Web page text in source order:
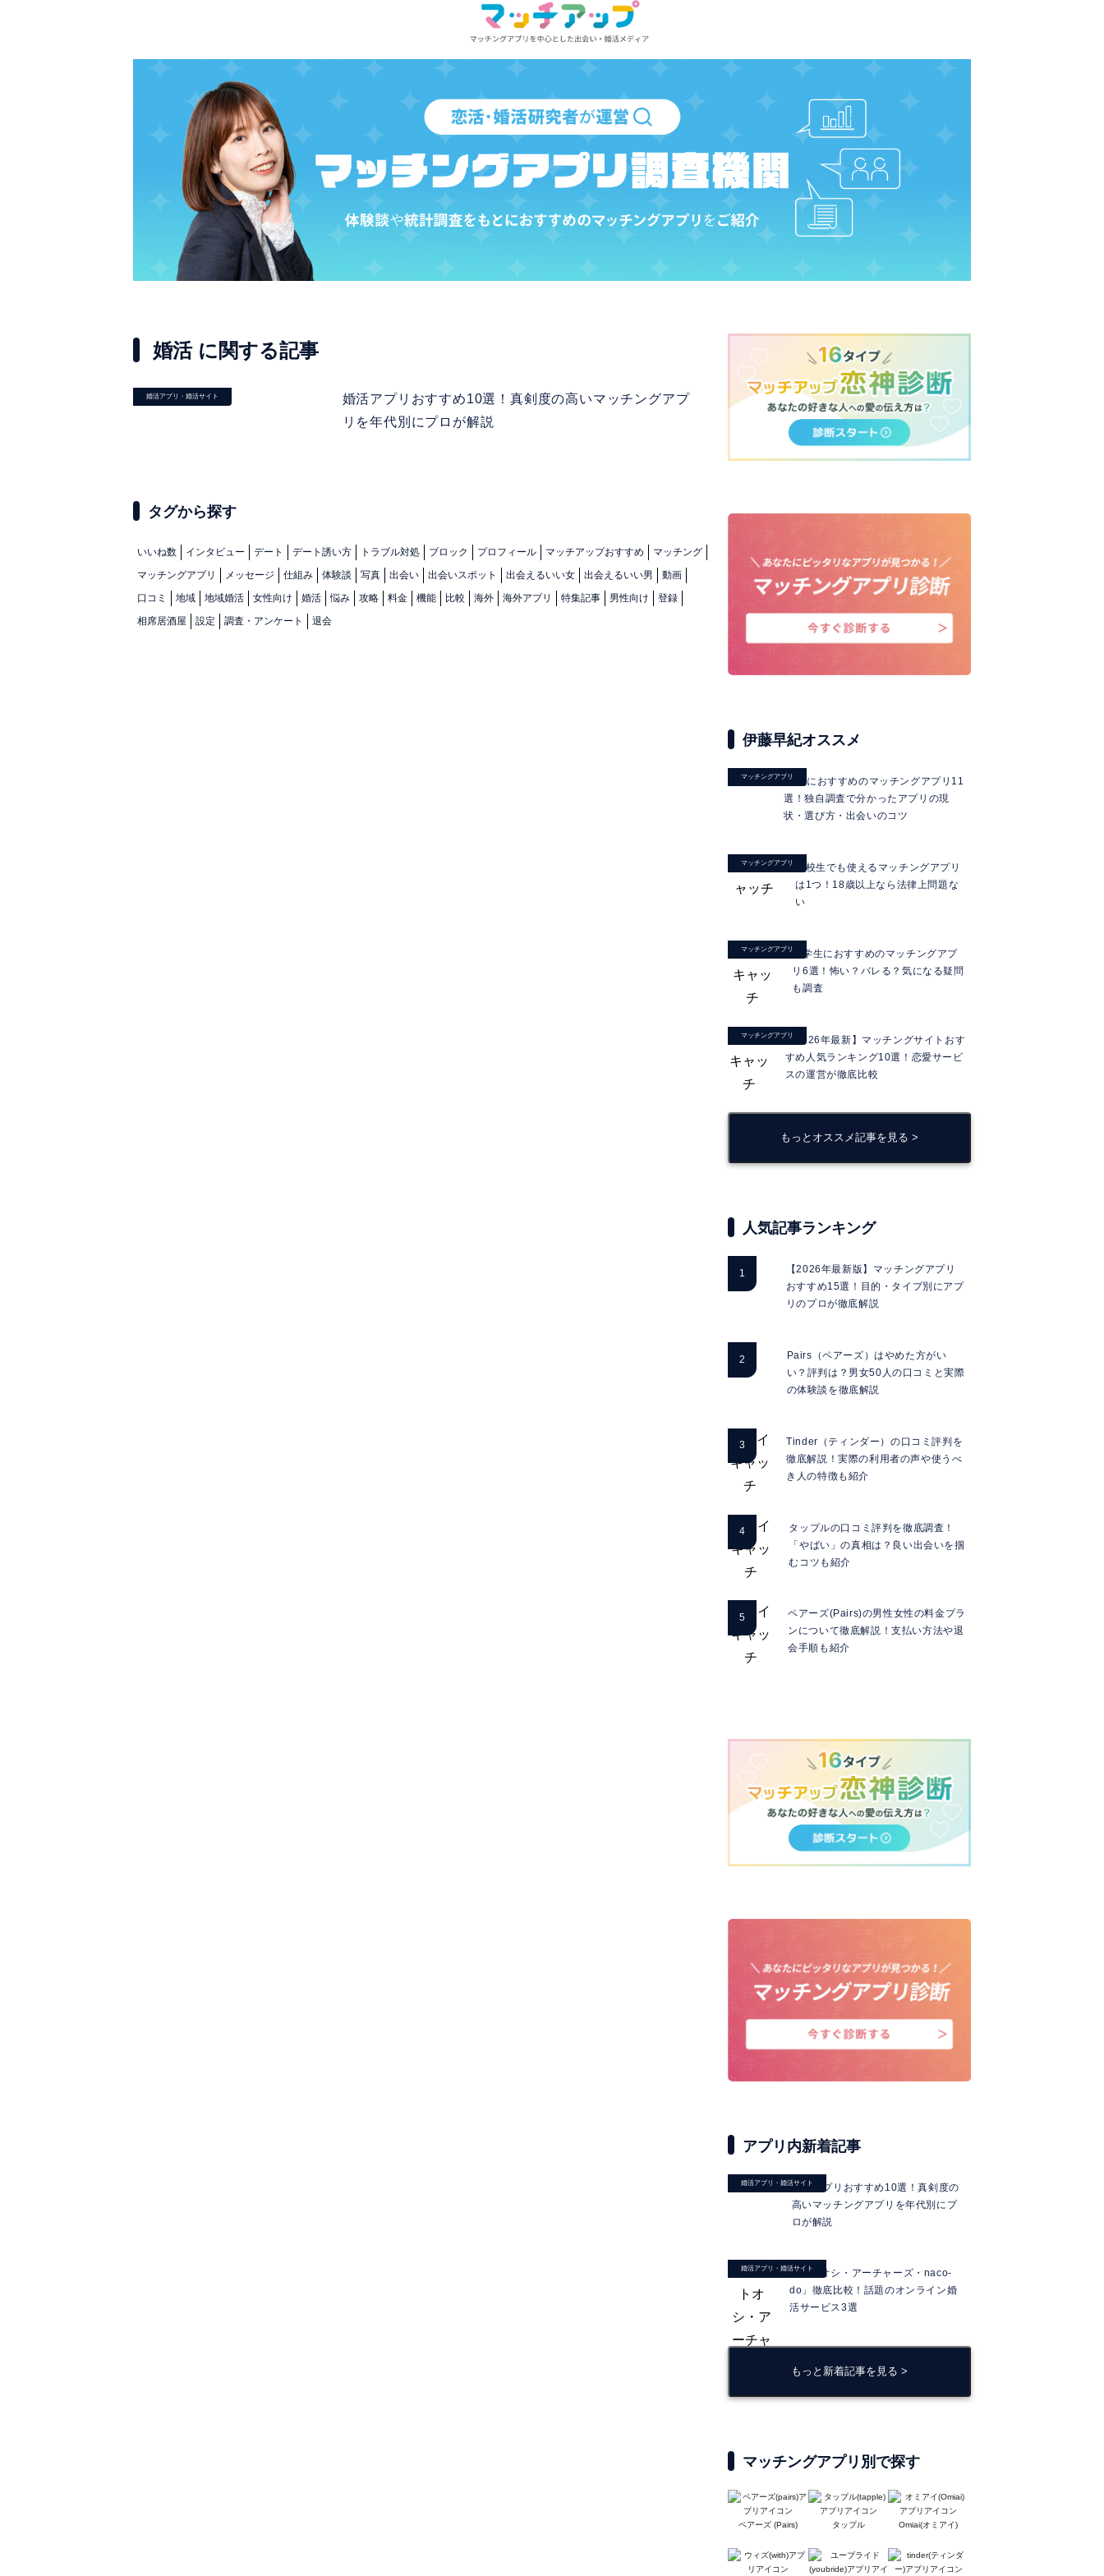
婚活 に関する記事
婚活アプリ・婚活サイト
婚活アプリおすすめ10選！真剣度の高いマッチングアプ
リを年代別にプロが解説
タグから探す
いいね数 インタビュー デート デート誘い方 トラブル対処 ブロック プロフィール マッチアップおすすめ
マッチング
マッチングアプリ
メッセージ 仕組み 体験談 写真 出会い 出会いスポット 出会えるいい女 出会えるいい男
動画
口コミ
地域 地域婚活 女性向け 婚活 悩み 攻略 料金 機能 比較 海外 海外アプリ 特集記事 男性向け
登録
相席居酒屋
設定 調査・アンケート 退会
伊藤早紀オススメ
マッチングアプリ40代におすすめのマッチングアプリ11
選！独自調査で分かったアプリの現
状・選び方・出会いのコツ
マッチングアプリ
高校生でも使えるマッチングアプリ
は1つ！18歳以上なら法律上問題な
い
マッチングアプリ
大学生におすすめのマッチングアプ
リ6選！怖い？バレる？気になる疑問
も調査
マッチングアプリ【2026年最新】マッチングサイトおす
すめ人気ランキング10選！恋愛サービ
スの運営が徹底比較
もっとオススメ記事を見る >
人気記事ランキング
【2026年最新版】マッチングアプリ
おすすめ15選！目的・タイプ別にアプ
リのプロが徹底解説
Pairs（ペアーズ）はやめた方がい
い？評判は？男女50人の口コミと実際
の体験談を徹底解説
Tinder（ティンダー）の口コミ評判を
徹底解説！実際の利用者の声や使うべ
き人の特徴も紹介
タップルの口コミ評判を徹底調査！
「やばい」の真相は？良い出会いを掴
むコツも紹介
ペアーズ(Pairs)の男性女性の料金プラ
ンについて徹底解説！支払い方法や退
会手順も紹介
アプリ内新着記事
婚活アプリ・婚活サイト婚活アプリおすすめ10選！真剣度の
高いマッチングアプリを年代別にプ
ロが解説
婚活アプリ・婚活サイト「ヒトオシ・アーチャーズ・naco-
do」徹底比較！話題のオンライン婚
活サービス3選
もっと新着記事を見る >
マッチングアプリ別で探す
ペアーズ (Pairs) タップル Omiai(オミアイ)